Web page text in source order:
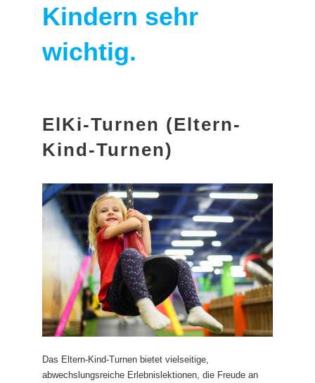
Kindern sehr
wichtig.
ElKi-Turnen (Eltern-
Kind-Turnen)
Das Eltern-Kind-Turnen bietet vielseitige,
abwechslungsreiche Erlebnislektionen, die Freude an